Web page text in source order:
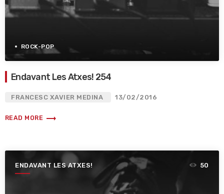
ROCK-POP
Endavant Les Atxes! 254
FRANCESC XAVIER MEDINA 13/02/2016
READ MORE trending_flat
ENDAVANT LES ATXES! 50